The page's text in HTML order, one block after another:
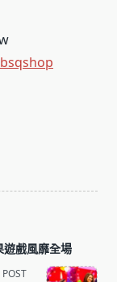
遊戲風靡全場
POST